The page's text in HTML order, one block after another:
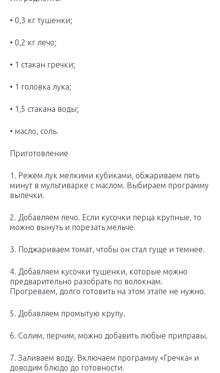
• 0,3 кг тушенки;
• 0,2 кг лечо;
• 1 стакан гречки;
• 1 головка лука;
• 1,5 стакана воды;
• масло, соль.
Приготовление
1. Режем лук мелкими кубиками, обжариваем пять
минут в мультиварке с маслом. Выбираем программу
выпечки.
2. Добавляем лечо. Если кусочки перца крупные, то
можно вынуть и порезать мельче.
3. Поджариваем томат, чтобы он стал гуще и темнее.
4. Добавляем кусочки тушенки, которые можно
предварительно разобрать по волокнам.
Прогреваем, долго готовить на этом этапе не нужно.
5. Добавляем промытую крупу.
6. Солим, перчим, можно добавить любые приправы.
7. Заливаем воду. Включаем программу «Гречка» и
доводим блюдо до готовности.